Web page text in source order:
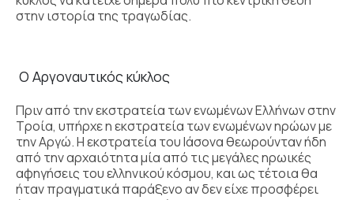
στην ιστορία της τραγωδίας.
Ο Αργοναυτικός κύκλος
Πριν από την εκστρατεία των ενωμένων Ελλήνων στην
Τροία, υπήρχε η εκστρατεία των ενωμένων ηρώων με
την Αργώ. Η εκστρατεία του Ιάσονα θεωρούνταν ήδη
από την αρχαιότητα μία από τις μεγάλες ηρωικές
αφηγήσεις του ελληνικού κόσμου, και ως τέτοια θα
ήταν πραγματικά παράξενο αν δεν είχε προσφέρει